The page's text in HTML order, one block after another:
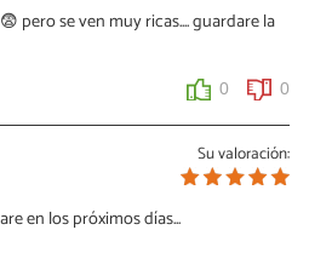
pero se ven muy ricas.... guardare la
0 0
Su valoración:
en los próximos días...